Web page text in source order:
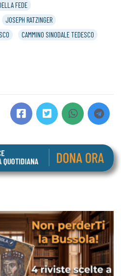
FEDE
JOSEPH RATZINGER
CAMMINO SINODALE TEDESCO